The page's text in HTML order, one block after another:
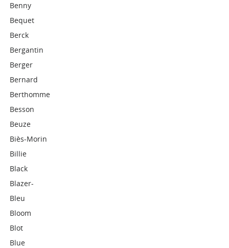
Benny
Bequet
Berck
Bergantin
Berger
Bernard
Berthomme
Besson
Beuze
Biès-Morin
Billie
Black
Blazer-
Bleu
Bloom
Blot
Blue